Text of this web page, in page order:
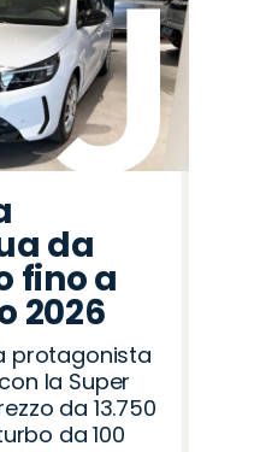
da
fino a
2026
protagonista
la Super
da 13.750
da 100